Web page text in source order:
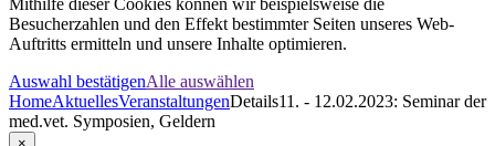
Mithilfe dieser Cookies können wir beispielsweise die
Besucherzahlen und den Effekt bestimmter Seiten unseres Web-
Auftritts ermitteln und unsere Inhalte optimieren.
Auswahl bestätigenAlle auswählen
HomeAktuellesVeranstaltungenDetails11. - 12.02.2023: Seminar der
med.vet. Symposien, Geldern